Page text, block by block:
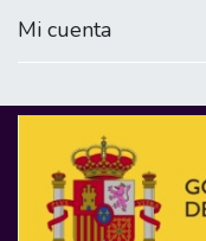
Mi cuenta